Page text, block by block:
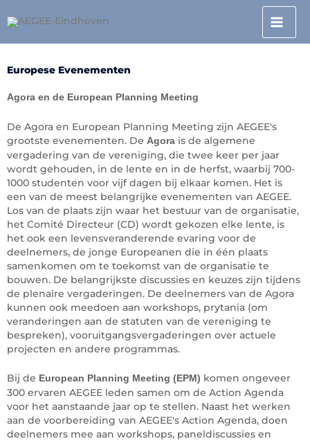
naar
Europese Evenementen
Agora en de European Planning Meeting
De Agora en European Planning Meeting zijn AEGEE's
grootste evenementen. De Agora is de algemene
vergadering van de vereniging, die twee keer per jaar
wordt gehouden, in de lente en in de herfst, waarbij 700-
1000 studenten voor vijf dagen bij elkaar komen. Het is
een van de meest belangrijke evenementen van AEGEE.
Los van de plaats zijn waar het bestuur van de organisatie,
het Comité Directeur (CD) wordt gekozen elke lente, is
het ook een levensveranderende evaring voor de
deelnemers, de jonge Europeanen die in één plaats
samenkomen om te toekomst van de organisatie te
bouwen. De belangrijkste discussies en keuzes zijn tijdens
de plenaire vergaderingen. De deelnemers van de Agora
kunnen ook meedoen aan workshops, prytania (om
veranderingen aan de statuten van de vereniging te
bespreken), vooruitgangsvergaderingen over actuele
projecten en andere programmas.
Bij de European Planning Meeting (EPM) komen ongeveer
300 ervaren AEGEE leden samen om de Action Agenda
voor het aanstaande jaar op te stellen. Naast het werken
aan de voorbereiding van AEGEE's Action Agenda, doen
deelnemers mee aan workshops, paneldiscussies en